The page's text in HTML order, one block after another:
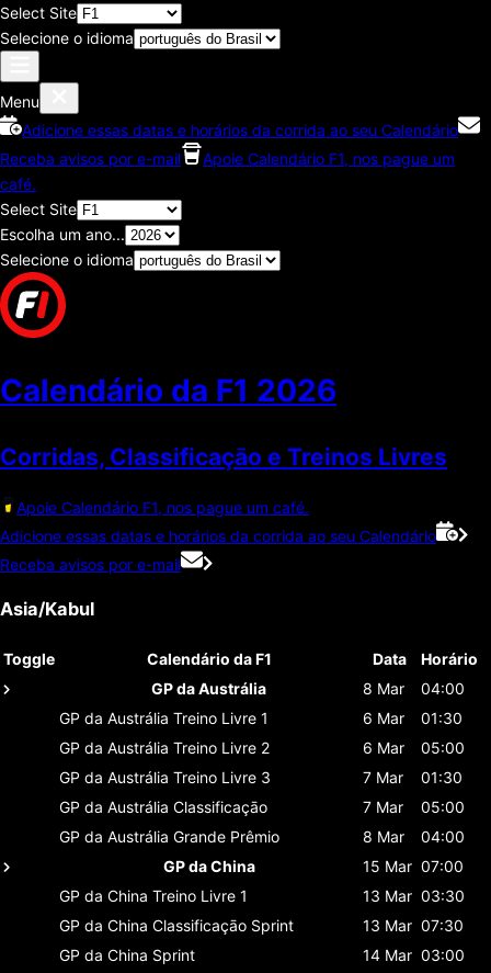
Select Site
Selecione o idioma
Menu
Adicione essas datas e horários da corrida ao seu Calendário
Receba avisos por e-mail
Apoie Calendário F1, nos pague um
café.
Select Site
Escolha um ano...
Selecione o idioma
Calendário da F1 2026
Corridas, Classificaçāo e Treinos Livres
Apoie Calendário F1, nos pague um café.
Adicione essas datas e horários da corrida ao seu Calendário
Receba avisos por e-mail
Asia/Kabul
Toggle Calendário da F1 Data
Horário
GP da Austrália
8 Mar
04:00
GP da Austrália Treino Livre 1 6 Mar
01:30
GP da Austrália Treino Livre 2 6 Mar
05:00
GP da Austrália Treino Livre 3 7 Mar
01:30
GP da Austrália Classificaçāo 7 Mar
05:00
GP da Austrália Grande Prêmio 8 Mar
04:00
GP da China
15 Mar 07:00
GP da China Treino Livre 1 13 Mar 03:30
GP da China Classificaçāo Sprint 13 Mar 07:30
GP da China Sprint 14 Mar 03:00